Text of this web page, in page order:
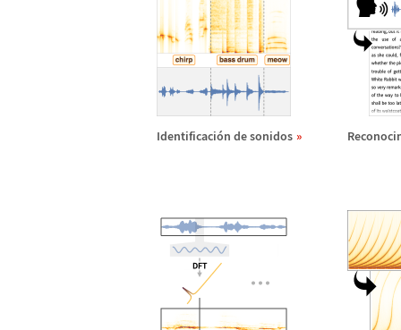
Identificación de sonidos